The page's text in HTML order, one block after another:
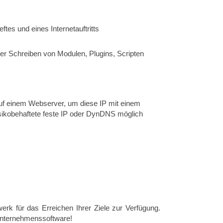
und eines Internetauftritts
Schreiben von Modulen, Plugins, Scripten
einem Webserver, um diese IP mit einem
feste IP oder DynDNS möglich
für das Erreichen Ihrer Ziele zur Verfügung.